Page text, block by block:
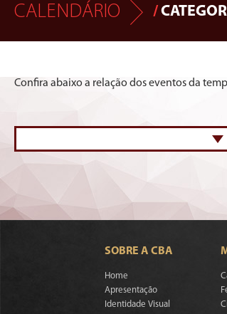
CALENDÁRIO /
Confira abaixo a relação dos eventos da
SOBRE A CBA
Home
Apresentação
Identidade Visual